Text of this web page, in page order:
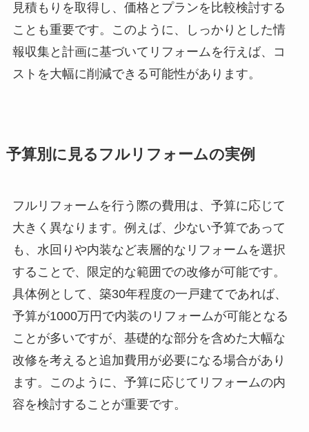
見積もりを取得し、価格とプランを比較検討する
ことも重要です。このように、しっかりとした情
報収集と計画に基づいてリフォームを行えば、コ
ストを大幅に削減できる可能性があります。
予算別に見るフルリフォームの実例
フルリフォームを行う際の費用は、予算に応じて
大きく異なります。例えば、少ない予算であって
も、水回りや内装など表層的なリフォームを選択
することで、限定的な範囲での改修が可能です。
具体例として、築30年程度の一戸建てであれば、
予算が1000万円で内装のリフォームが可能となる
ことが多いですが、基礎的な部分を含めた大幅な
改修を考えると追加費用が必要になる場合があり
ます。このように、予算に応じてリフォームの内
容を検討することが重要です。